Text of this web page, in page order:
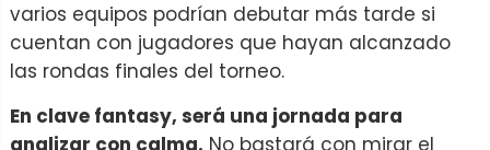
varios equipos podrían debutar más tarde si
cuentan con jugadores que hayan alcanzado
las rondas finales del torneo.
En clave fantasy, será una jornada para
analizar con calma. No bastará con mirar el